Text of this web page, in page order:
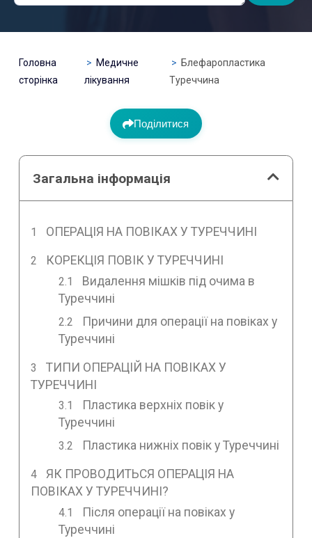
Головна
сторінка
Медичне
лікування
Блефаропластика
Туреччина
Поділитися
Загальна інформація
ОПЕРАЦІЯ НА ПОВІКАХ У ТУРЕЧЧИНІ
КОРЕКЦІЯ ПОВІК У ТУРЕЧЧИНІ
Видалення мішків під очима в
Туреччині
Причини для операції на повіках у
Туреччині
ТИПИ ОПЕРАЦІЙ НА ПОВІКАХ У
ТУРЕЧЧИНІ
Пластика верхніх повік у
Туреччині
Пластика нижніх повік у Туреччині
ЯК ПРОВОДИТЬСЯ ОПЕРАЦІЯ НА
ПОВІКАХ У ТУРЕЧЧИНІ?
Після операції на повіках у
Туреччині